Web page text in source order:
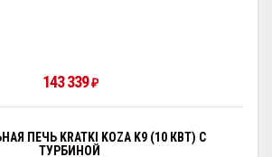
143 339₽
ПЕЧЬ KRATKI KOZA K9 (10 КВТ) С
ТУРБИНОЙ